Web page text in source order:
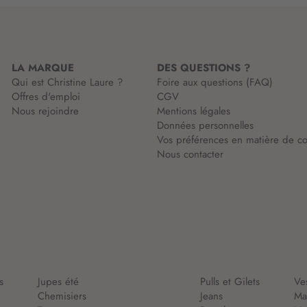
:
LA MARQUE
Qui est Christine Laure ?
Offres d'emploi
Nous rejoindre
DES QUESTIONS ?
Foire aux questions (FAQ)
CGV
Mentions légales
Données personnelles
Vos préférences en matière de
Nous contacter
Jupes été
Chemisiers
Pulls et Gilets
Jeans